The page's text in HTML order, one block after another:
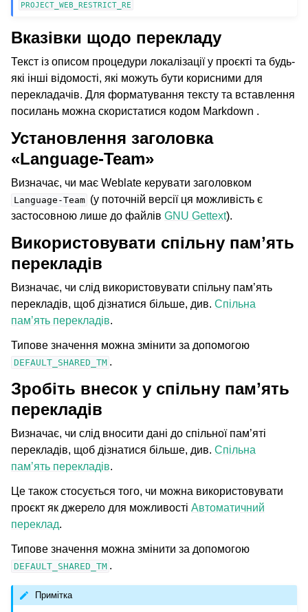
PROJECT_WEB_RESTRICT_RE
Вказівки щодо перекладу
Текст із описом процедури локалізації у проєкті та будь-
які інші відомості, які можуть бути корисними для
перекладачів. Для форматування тексту та вставлення
посилань можна скористатися кодом Markdown .
Установлення заголовка
«Language-Team»
Визначає, чи має Weblate керувати заголовком
Language-Team (у поточній версії ця можливість є
застосовною лише до файлів GNU Gettext).
Використовувати спільну памʼять
перекладів
Визначає, чи слід використовувати спільну пам’ять
перекладів, щоб дізнатися більше, див. Спільна
памʼять перекладів.
Типове значення можна змінити за допомогою
DEFAULT_SHARED_TM .
Зробіть внесок у спільну памʼять
перекладів
Визначає, чи слід вносити дані до спільної пам’яті
перекладів, щоб дізнатися більше, див. Спільна
памʼять перекладів.
Це також стосується того, чи можна використовувати
проєкт як джерело для можливості Автоматичний
переклад.
Типове значення можна змінити за допомогою
DEFAULT_SHARED_TM .
Примітка